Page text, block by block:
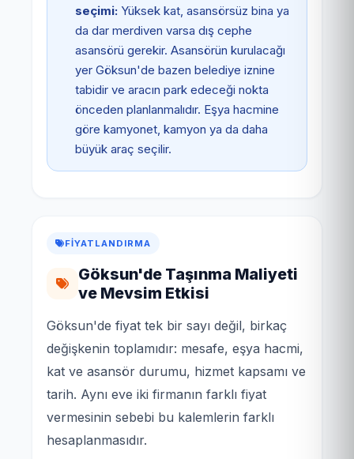
seçimi: Yüksek kat, asansörsüz bina ya
da dar merdiven varsa dış cephe
asansörü gerekir. Asansörün kurulacağı
yer Göksun'de bazen belediye iznine
tabidir ve aracın park edeceği nokta
önceden planlanmalıdır. Eşya hacmine
göre kamyonet, kamyon ya da daha
büyük araç seçilir.
FIYATLANDIRMA
Göksun'de Taşınma Maliyeti
ve Mevsim Etkisi
Göksun'de fiyat tek bir sayı değil, birkaç
değişkenin toplamıdır: mesafe, eşya hacmi,
kat ve asansör durumu, hizmet kapsamı ve
tarih. Aynı eve iki firmanın farklı fiyat
vermesinin sebebi bu kalemlerin farklı
hesaplanmasıdır.